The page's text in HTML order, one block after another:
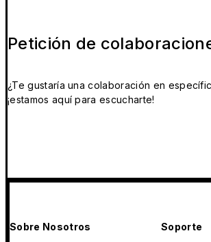
Petición de
¿Te gustaría una colaboración en
¡estamos aquí para escucharte!
Sobre Nosotros Soporte